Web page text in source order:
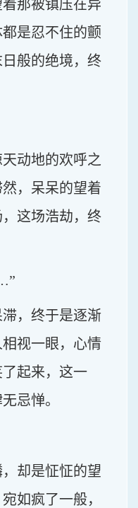
那被镇压在异
是忍不住的颤
般的绝境，终
动地的欢呼之
，呆呆的望着
这场浩劫，终
，终于是逐渐
视一眼，心情
起来，这一
忌惮。
却是怔怔的望
如疯了一般，